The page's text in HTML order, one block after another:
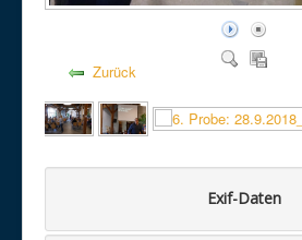
Zurück
Exif-Daten